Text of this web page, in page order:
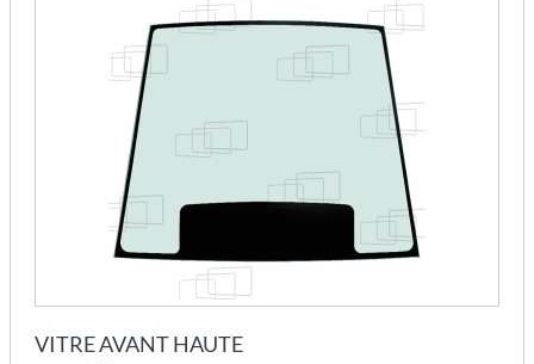
VITRE AVANT HAUTE